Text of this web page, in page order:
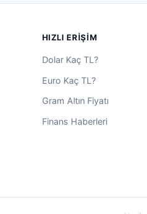
HIZLI ERIŞIM
Dolar Kaç TL?
Euro Kaç TL?
Gram Altın Fiyatı
Finans Haberleri